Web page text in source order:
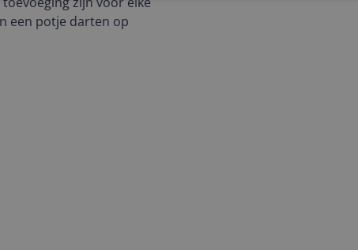
een potje darten op